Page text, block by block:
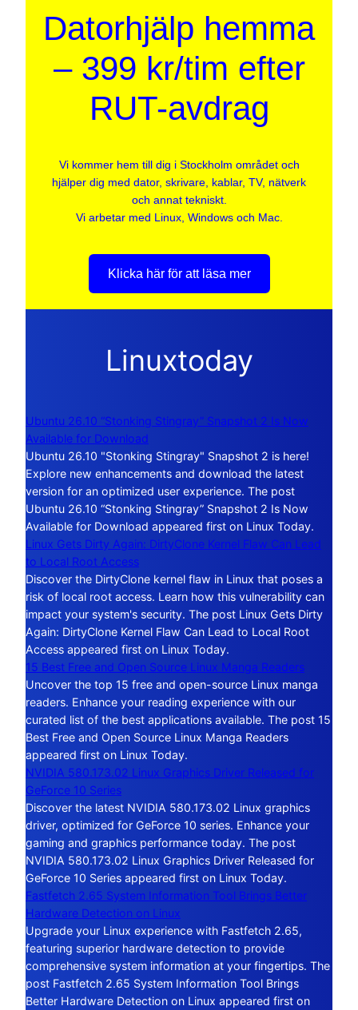
Datorhjälp hemma
– 399 kr/tim efter
RUT-avdrag
Vi kommer hem till dig i Stockholm området och
hjälper dig med dator, skrivare, kablar, TV, nätverk
och annat tekniskt.
Vi arbetar med Linux, Windows och Mac.
Klicka här för att läsa mer
Linuxtoday
Ubuntu 26.10 “Stonking Stingray” Snapshot 2 Is Now
Available for Download
Ubuntu 26.10 "Stonking Stingray" Snapshot 2 is here!
Explore new enhancements and download the latest
version for an optimized user experience. The post
Ubuntu 26.10 “Stonking Stingray” Snapshot 2 Is Now
Available for Download appeared first on Linux Today.
Linux Gets Dirty Again: DirtyClone Kernel Flaw Can Lead
to Local Root Access
Discover the DirtyClone kernel flaw in Linux that poses a
risk of local root access. Learn how this vulnerability can
impact your system's security. The post Linux Gets Dirty
Again: DirtyClone Kernel Flaw Can Lead to Local Root
Access appeared first on Linux Today.
15 Best Free and Open Source Linux Manga Readers
Uncover the top 15 free and open-source Linux manga
readers. Enhance your reading experience with our
curated list of the best applications available. The post 15
Best Free and Open Source Linux Manga Readers
appeared first on Linux Today.
NVIDIA 580.173.02 Linux Graphics Driver Released for
GeForce 10 Series
Discover the latest NVIDIA 580.173.02 Linux graphics
driver, optimized for GeForce 10 series. Enhance your
gaming and graphics performance today. The post
NVIDIA 580.173.02 Linux Graphics Driver Released for
GeForce 10 Series appeared first on Linux Today.
Fastfetch 2.65 System Information Tool Brings Better
Hardware Detection on Linux
Upgrade your Linux experience with Fastfetch 2.65,
featuring superior hardware detection to provide
comprehensive system information at your fingertips. The
post Fastfetch 2.65 System Information Tool Brings
Better Hardware Detection on Linux appeared first on